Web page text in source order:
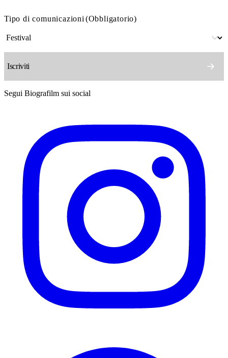
Tipo di comunicazioni (Obbligatorio)
Segui Biografilm sui social